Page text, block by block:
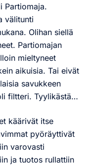
Partiomaja.
välitunti
Olihan siellä
Partiomajan
mieltyneet
aikuisia. Tai eivät
savukkeen
filtteri. Tyylikästä…
käärivät itse
pyöräyttivät
varovasti
ja tuotos rullattiin